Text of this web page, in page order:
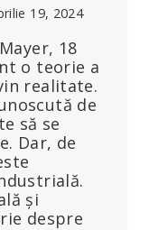
19, 2024
18
o teorie a
realitate.
de
să se
Dar, de
și
despre